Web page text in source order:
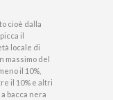
cioè dalla
il
locale di
massimo del
il 10%,
il 10% e altri
bacca nera